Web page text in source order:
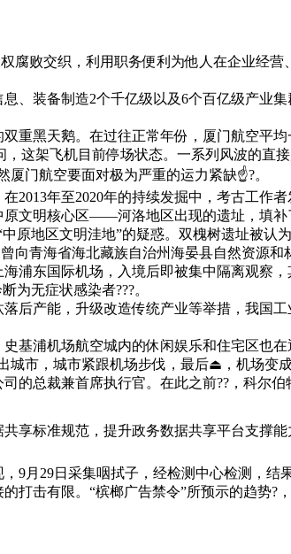
交织，利用职务便利为他人在企业经营
装备制造2个千亿级以及6个百亿级产业
黑天鹅。在过往正常年份，厦门航空平均
这架飞机目前停场状态。一系列风波的直
门航空要面对极为严重的运力紧缺☝?。
年至2020年的持续发掘中，考古工作者
文明核心区——河洛地区出现的遗址，填
地区文明洼地”的疑惑。双槐树遗址被认为
青海省海北藏族自治州海晏县自然资源和
浦东国际机场，入境后即被集中隔离观察
为无症状感染者???。
产能，升级改造传统产业等举措，我国工
浦机场航空城内的休闲娱乐和住宅区也
城市，城市紧跟机场步伐，最后⏏，机场变
总裁兼首席执行官。在此之前??，科尔
标准规范，提升政务数据共享平台支撑能
月29日采集咽拭子，经检测中心检测，结
击有限。“槟榔广告禁令”所预示的趋势?，